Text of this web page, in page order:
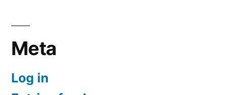
Meta
Log in